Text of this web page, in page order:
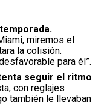
miremos el
la colisión.
para él”.
seguir el ritmo
con reglajes
también le llevaban